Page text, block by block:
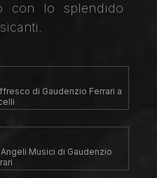
con lo splendido
di Gaudenzio Ferrari a
Musici di Gaudenzio